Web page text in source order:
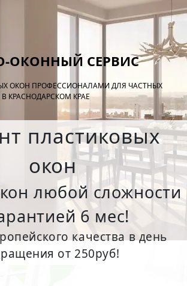
ОКОННЫЙ СЕРВИС
ОКОН ПРОФЕССИОНАЛАМИ ДЛЯ ЧАСТНЫХ
КРАСНОДАРСКОМ КРАЕ
пластиковых
окон
любой сложности
6 мес!
качества в день
от 250руб!